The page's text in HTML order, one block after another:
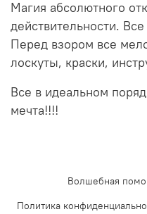
Магия абсолютного
действительности.
Перед взором все
лоскуты, краски,
Все в идеальном
мечта!!!!
Волшебная
Политика